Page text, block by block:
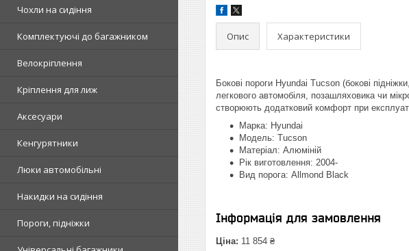
Чохли на сидіння
Комплектуючі до багажником
Велокріплення
Кріплення для лиж
Аксесуари
Кенгурятники
Люки автомобільні
Накидки на сидіння
Пороги, підніжки
Опис Характеристики
Бокові пороги Hyundai Tucson (бокові
легкового автомобіля, позашляховика чи
створюють додатковий комфорт при
Марка: Hyundai
Модель: Tucson
Матеріал: Алюміній
Рік виготовлення: 2004-
Вид порога: Allmond Black
Інформація для замовлення
Ціна: 11 854 ₴